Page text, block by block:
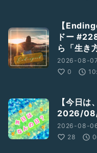
💚わたし(どるちぇ)の
す😊
⬇️
#Radiotalk
#Dolce
https://radiotalk.jp/talk/
#どるちぇ #わたしの
#収録企画 #ハッシュタグ
#落ち着きある #時の流れ
#わたしの自慢の友人
#新
【
ドー
ら「生き
2026-08-
0
【今日は
2026/
2026-08-
28